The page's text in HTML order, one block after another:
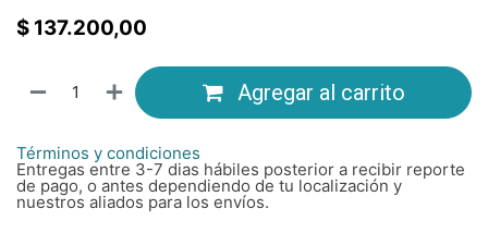
$ 137.200,00
Agregar al carrito
Términos y condiciones
Entregas entre 3-7 dias hábiles posterior a recibir reporte
de pago, o antes dependiendo de tu localización y
nuestros aliados para los envíos.